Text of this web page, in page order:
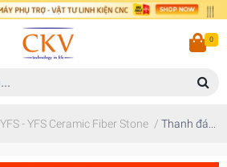
0
- YFS Ceramic Fiber Stone / Thanh đá...